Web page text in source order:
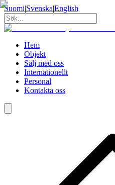
Suomi|Svenska|English
Hem
Objekt
Sälj med oss
Internationellt
Personal
Kontakta oss